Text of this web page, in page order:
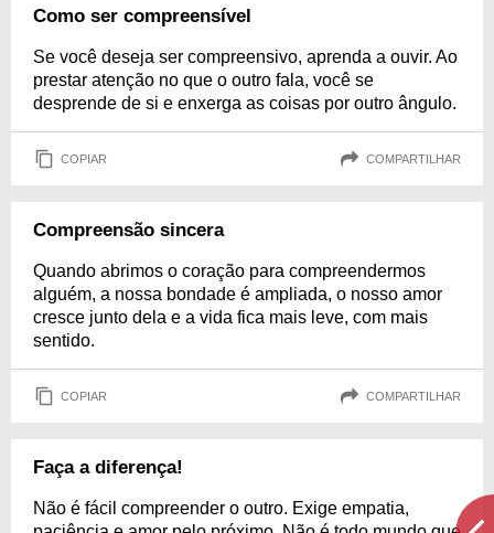
Como ser compreensível
Se você deseja ser compreensivo, aprenda a ouvir. Ao
prestar atenção no que o outro fala, você se
desprende de si e enxerga as coisas por outro ângulo.
COPIAR COMPARTILHAR
Compreensão sincera
Quando abrimos o coração para compreendermos
alguém, a nossa bondade é ampliada, o nosso amor
cresce junto dela e a vida fica mais leve, com mais
sentido.
COPIAR COMPARTILHAR
Faça a diferença!
Não é fácil compreender o outro. Exige empatia,